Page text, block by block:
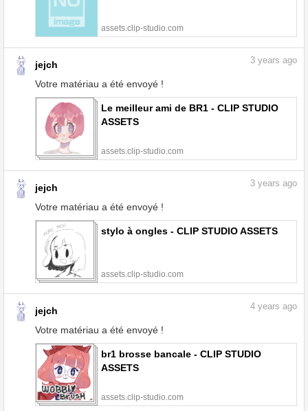
assets.clip-studio.com
jejch
Votre matériau a été envoyé !
3 years ago
Le meilleur ami de BR1 - CLIP STUDIO
ASSETS
assets.clip-studio.com
jejch
Votre matériau a été envoyé !
3 years ago
stylo à ongles - CLIP STUDIO ASSETS
assets.clip-studio.com
jejch
Votre matériau a été envoyé !
4 years ago
br1 brosse bancale - CLIP STUDIO
ASSETS
assets.clip-studio.com